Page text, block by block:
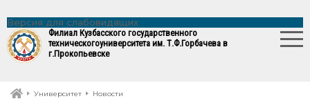
Версия для слабовидящих
Филиал Кузбасского государственного
техническогоуниверситета им. Т.Ф.Горбачева в
г.Прокопьевске
Университет Новости